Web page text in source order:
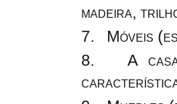
madeira,
Móveis
A casa